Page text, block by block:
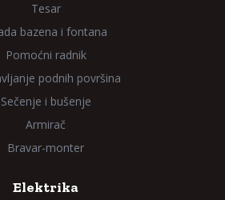
Tesar
bazena i fontana
Pomoćni radnik
podnih površina
Sečenje i bušenje
Armirač
Bravar-monter
Elektrika